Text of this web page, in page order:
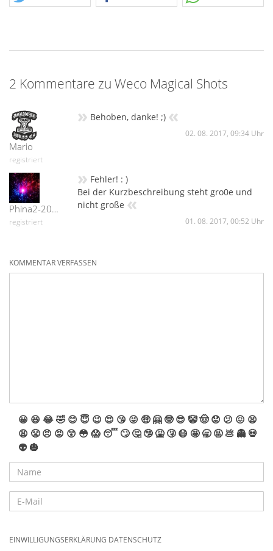
2 Kommentare zu Weco Magical Shots
Mario
registriert
» Behoben, danke! ;) «
02. 08. 2017, 09:34 Uhr
Phina2-20420
registriert
» Fehler! : )
Bei der Kurzbeschreibung steht gro0e und
nicht große «
01. 08. 2017, 00:52 Uhr
KOMMENTAR VERFASSEN
😀 😆 😂🤣 😊 😇 😉 😍 😘 😜 🤑 🤗 🤓 😎 🤡🤠 😟 😕 😖 😫
😩 😤 😠 😡 😲 😳 😱 😴 🙄 🤔 🤥 🤮 🤧 😷 🤩 🥱 🤬 💩 👻 💀
👽 🎃
EINWILLIGUNGSERKLÄRUNG DATENSCHUTZ